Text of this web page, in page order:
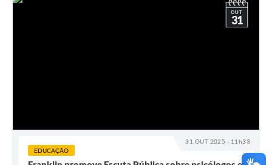
31 OUT 2025 - 11h33
OUT
31
EDUCAÇÃO